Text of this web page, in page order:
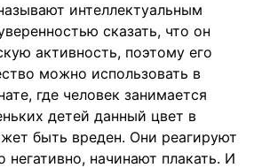
интеллектуальным
сказать, что он
активность, поэтому его
можно использовать в
где человек занимается
детей данный цвет в
быть вреден. Они реагируют
негативно, начинают плакать. И